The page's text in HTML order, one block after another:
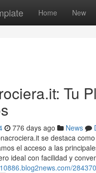
Home New
Tu
776 days ago News
se destaca
el acceso a las
ideal con facilidad y